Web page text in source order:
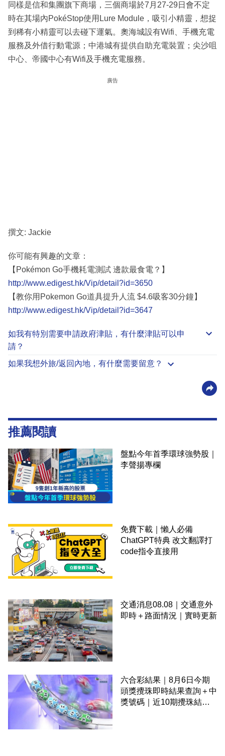
同樣是信和集團旗下商場，三個商場於7月27-29日會不定
時在其場內PokéStop使用Lure Module，吸引小精靈，想捉
到稀有小精靈可以去碰下運氣。奧海城設有Wifi、手機充電
服務及外借行動電源；中港城有提供自助充電裝置；尖沙咀
中心、帝國中心有Wifi及手機充電服務。
廣告
撰文: Jackie
你可能有興趣的文章：
【Pokémon Go手機耗電測試 邊款最食電？】
http://www.edigest.hk/Vip/detail?id=3650
【教你用Pokemon Go道具提升人流 $4.6吸客30分鐘】
http://www.edigest.hk/Vip/detail?id=3647
如我有特別需要申請政府津貼 ，有什麼津貼可以申
請？
如果我想外旅/返回內地，有什麼需要留意？
推薦閱讀
盤點今年首季環球強勢股｜
李聲揚專欄
免費下載｜懶人必備
ChatGPT特典 改文翻譯打
code指令直接用
交通消息08.08｜交通意外
即時＋路面情況｜實時更新
六合彩結果｜8月6日今期
頭獎攪珠即時結果查詢＋中
獎號碼｜近10期攪珠結果